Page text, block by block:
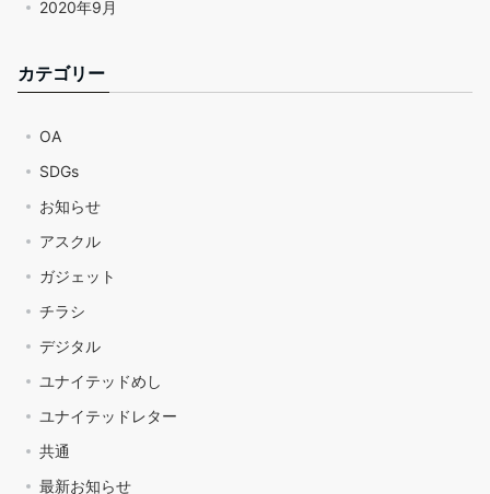
2020年9月
カテゴリー
OA
SDGs
お知らせ
アスクル
ガジェット
チラシ
デジタル
ユナイテッドめし
ユナイテッドレター
共通
最新お知らせ